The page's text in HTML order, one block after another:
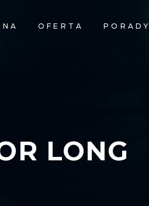
OFERTA PORADY
LONG